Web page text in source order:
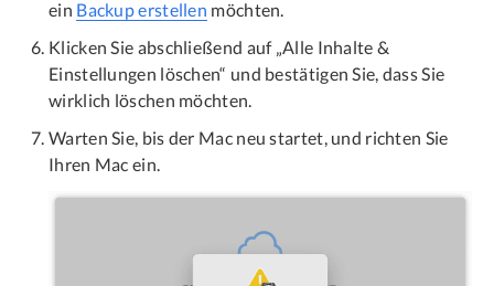
ein Backup erstellen möchten.
Klicken Sie abschließend auf „Alle Inhalte &
Einstellungen löschen“ und bestätigen Sie, dass Sie
wirklich löschen möchten.
Warten Sie, bis der Mac neu startet, und richten Sie
Ihren Mac ein.